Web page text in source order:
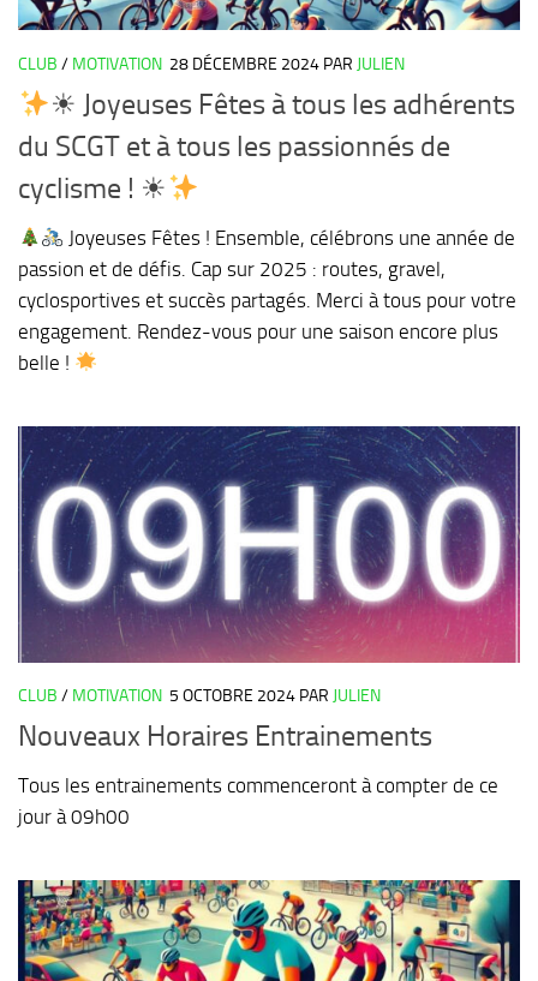
CLUB / MOTIVATION 28 DÉCEMBRE 2024 PAR JULIEN
☀ Joyeuses Fêtes à tous les adhérents
du SCGT et à tous les passionnés de
cyclisme ! ☀
Joyeuses Fêtes ! Ensemble, célébrons une année de
passion et de défis. Cap sur 2025 : routes, gravel,
cyclosportives et succès partagés. Merci à tous pour votre
engagement. Rendez-vous pour une saison encore plus
belle !
CLUB / MOTIVATION 5 OCTOBRE 2024 PAR JULIEN
Nouveaux Horaires Entrainements
Tous les entrainements commenceront à compter de ce
jour à 09h00